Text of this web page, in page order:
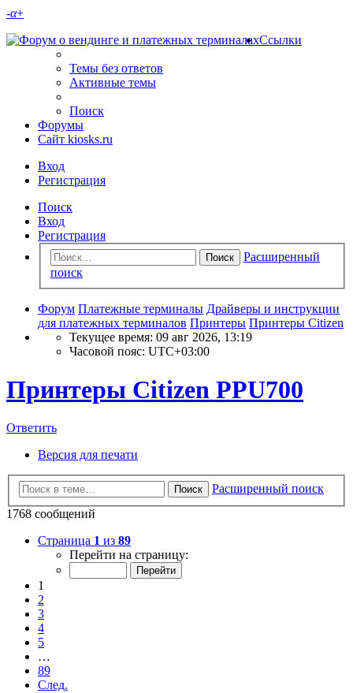
-α+
Ссылки
Темы без ответов
Активные темы
Поиск
Форумы
Сайт kiosks.ru
Вход
Регистрация
Поиск
Вход
Регистрация
Поиск
Расширенный
поиск
Форум Платежные терминалы Драйверы и инструкции
для платежных терминалов Принтеры Принтеры Citizen
Текущее время: 09 авг 2026, 13:19
Часовой пояс: UTC+03:00
Принтеры Citizen PPU700
Ответить
Версия для печати
Поиск
Расширенный поиск
1768 сообщений
Страница 1 из 89
Перейти на страницу:
1
2
3
4
5
…
89
След.